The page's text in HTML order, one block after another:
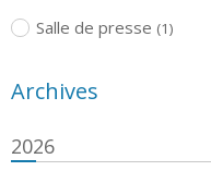
Salle de presse (1)
Archives
2026